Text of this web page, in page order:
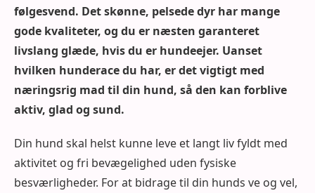
følgesvend. Det skønne, pelsede dyr har mange
gode kvaliteter, og du er næsten garanteret
livslang glæde, hvis du er hundeejer. Uanset
hvilken hunderace du har, er det vigtigt med
næringsrig mad til din hund, så den kan forblive
aktiv, glad og sund.
Din hund skal helst kunne leve et langt liv fyldt med
aktivitet og fri bevægelighed uden fysiske
besværligheder. For at bidrage til din hunds ve og vel,